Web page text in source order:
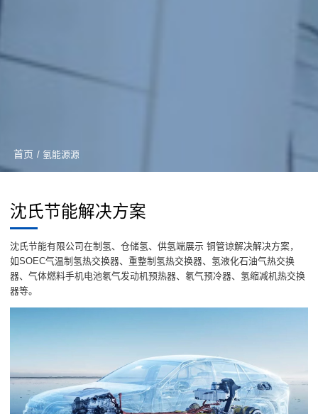
首页 / 氢能源源
沈氏节能解决方案
沈氏节能有限公司在制氢、仓储氢、供氢端展示 铜管谅解决解决方案，
如SOEC气温制氢热交换器、重整制氢热交换器、氢液化石油气热交换
器、气体燃料手机电池氡气发动机预热器、氡气预冷器、氢缩减机热交换
器等。